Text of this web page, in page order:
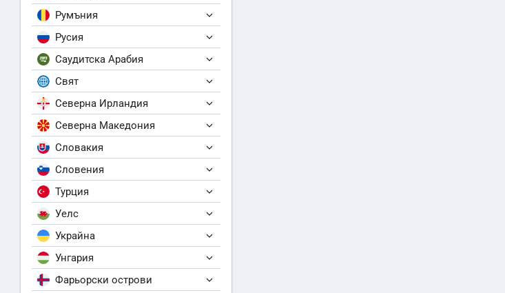
Румъния
Русия
Саудитска Арабия
Свят
Северна Ирландия
Северна Македония
Словакия
Словения
Турция
Уелс
Украйна
Унгария
Фарьорски острови